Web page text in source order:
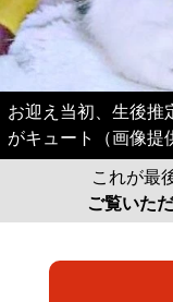
お迎え当初、生後推
がキュート（画像提
これが最
ご覧いた